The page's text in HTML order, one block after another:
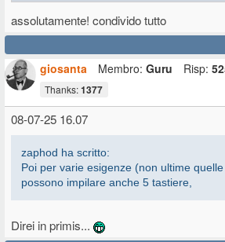
usare bene piano e doppio manuale, devi
per entrambi, quindi la posizione angolata è
per varie esigenze (non ultime quelle
anche 5 tastiere, ma il comfort esecutivo
assolutamente! condivido tutto
giosanta
Membro: Guru Risp:
Thanks:1377
08-07-25 16.07
zaphod ha scritto:
Poi per varie esigenze (non ultime
possono impilare anche 5 tastiere,
Direi in primis...